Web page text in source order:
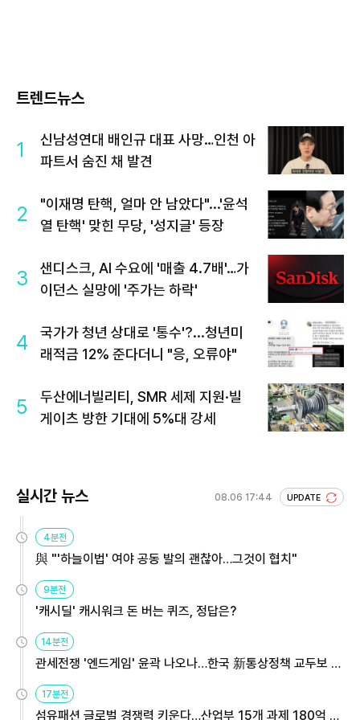
트렌드뉴스
1
신남성연대 배인규 대표 사망…인천 아
파트서 숨진 채 발견
2
"이재명 탄핵, 얼마 안 남았다"...'윤석
열 탄핵' 맞힌 무당, '성지글' 등장
3
샌디스크, AI 수요에 '매출 4.7배'…가
이던스 실망에 '주가는 하락'
4
국가가 청년 상대로 '통수'?...청년미
래적금 12% 준다더니 "응, 오류야"
5
두산에너빌리티, SMR 세제 지원·빌
게이츠 방한 기대에 5%대 강세
실시간 뉴스 08.06 17:44 UPDATE
4분전
與 "'하늘이법' 여야 공동 발의 괜찮아…그것이 협치"
9분전
'캐시딜' 캐시워크 돈 버는 퀴즈, 정답은?
14분전
관세전쟁 '엔드게임' 윤곽 나오나…한국 新통상정책 교두보 활
용해야
17분전
섬유패션 글로벌 경쟁력 키운다…산업부 15개 과제 180억 지